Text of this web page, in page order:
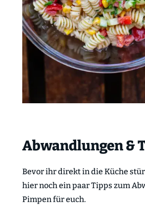
Abwandlungen &
Bevor ihr direkt in die Küche
hier noch ein paar Tipps zum
Pimpen für euch.